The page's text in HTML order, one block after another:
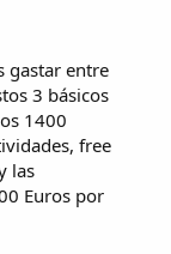
gastar entre
3 básicos
1400
free
las
Euros por